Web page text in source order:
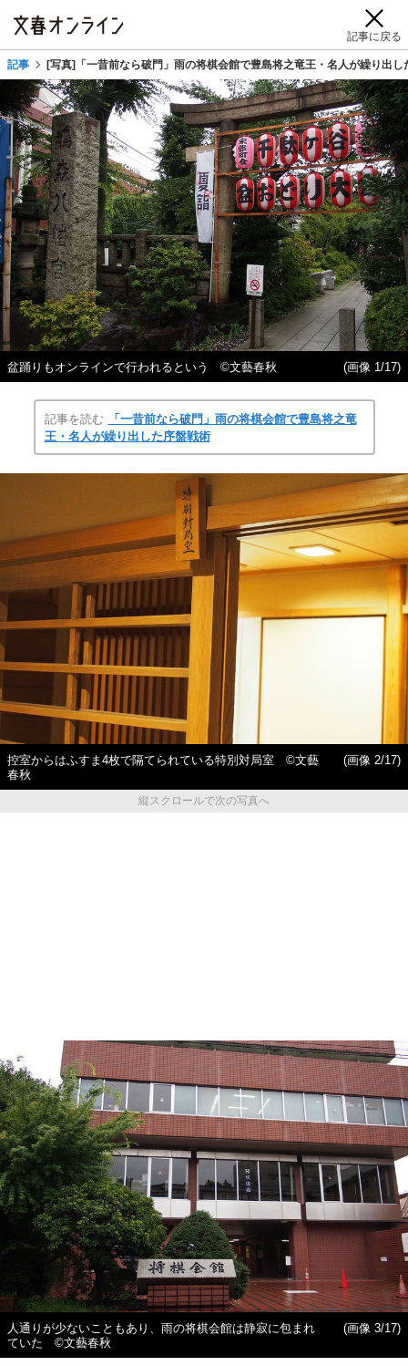
記事に戻る
記事 [写真]「一昔前なら破門」雨の将棋会館で豊島将之竜王・名人が繰り出し
盆踊りもオンラインで行われるという ©文藝春秋 (画像 1/17)
記事を読む
「一昔前なら破門」雨の将棋会館で豊島将之竜
王・名人が繰り出した序盤戦術
控室からはふすま4枚で隔てられている特別対局室 ©文藝
春秋
(画像 2/17)
縦スクロールで次の写真へ
人通りが少ないこともあり、雨の将棋会館は静寂に包まれ
ていた ©文藝春秋
(画像 3/17)